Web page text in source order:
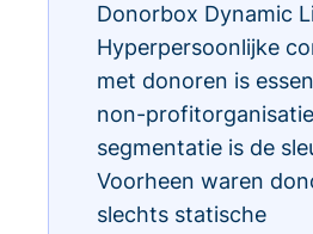
Donorbox Dynamic
Hyperpersoonlijke
met donoren is
non-
segmentatie is de
Voorheen waren
slechts statische